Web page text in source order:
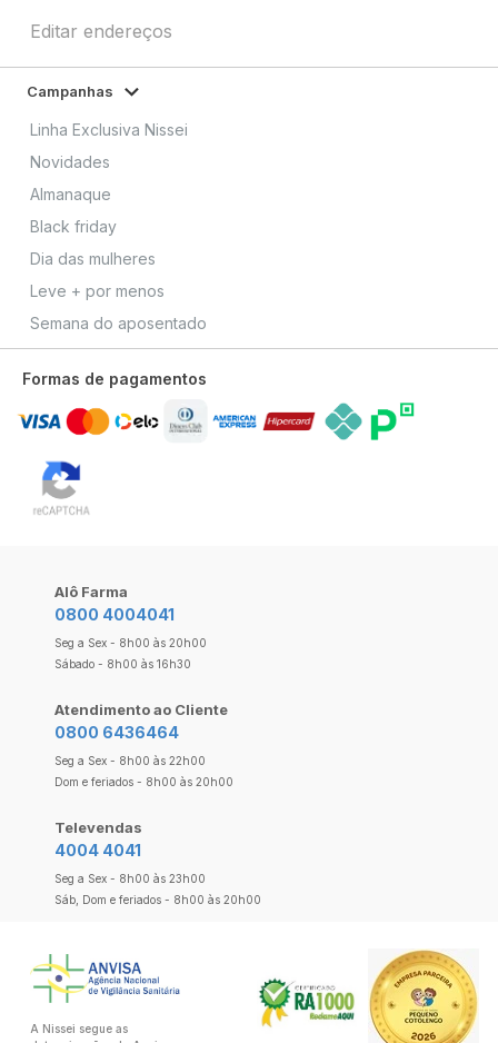
Editar endereços
Campanhas
Linha Exclusiva Nissei
Novidades
Almanaque
Black friday
Dia das mulheres
Leve + por menos
Semana do aposentado
Formas de pagamentos
Alô Farma
0800 4004041
Seg a Sex - 8h00 às 20h00
Sábado - 8h00 às 16h30
Atendimento ao Cliente
0800 6436464
Seg a Sex - 8h00 às 22h00
Dom e feriados - 8h00 às 20h00
Televendas
4004 4041
Seg a Sex - 8h00 às 23h00
Sáb, Dom e feriados - 8h00 às 20h00
A Nissei segue as